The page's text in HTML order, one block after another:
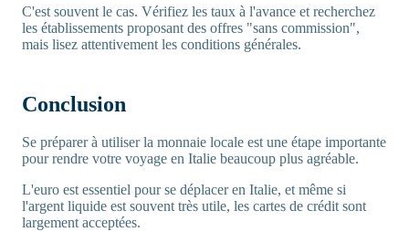
C'est souvent le cas. Vérifiez les taux à l'avance et recherchez
les établissements proposant des offres "sans commission",
mais lisez attentivement les conditions générales.
Conclusion
Se préparer à utiliser la monnaie locale est une étape importante
pour rendre votre voyage en Italie beaucoup plus agréable.
L'euro est essentiel pour se déplacer en Italie, et même si
l'argent liquide est souvent très utile, les cartes de crédit sont
largement acceptées.